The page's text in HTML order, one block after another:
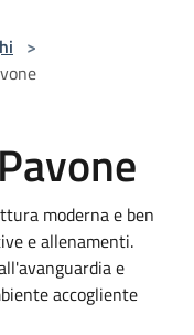
>
moderna e ben
e allenamenti.
e
accogliente